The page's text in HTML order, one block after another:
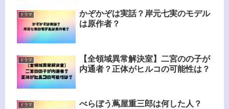
ドラマ
かぞかぞは実話？岸元七実のモデル
は原作者？
ドラマ
【全領域異常解決室】二宮のの子が
内通者？正体がヒルコの可能性は？
ドラマ
べらぼう蔦屋重三郎は何した人？